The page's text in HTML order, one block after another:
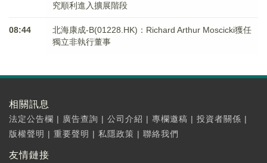
究順利進入擴展階段
08:44
北海康成-B(01228.HK)：Richard Arthur Moscicki獲任
獨立非執行董事
相關訊息
法定公告欄 | 廣告查詢 | 公司介紹 | 專欄邀稿 | 投資者關係 |
版權聲明 | 重要聲明 | 私隱政策 | 聯絡我們
友情鏈接